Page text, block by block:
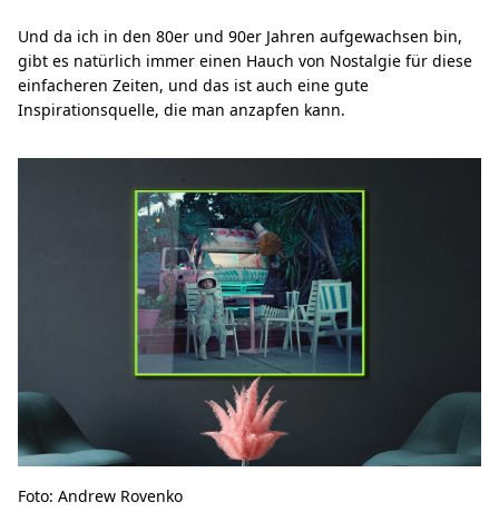
Und da ich in den 80er und 90er Jahren aufgewachsen bin,
gibt es natürlich immer einen Hauch von Nostalgie für diese
einfacheren Zeiten, und das ist auch eine gute
Inspirationsquelle, die man anzapfen kann.
Foto: Andrew Rovenko